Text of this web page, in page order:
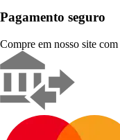
Pagamento seguro
Compre em nosso site